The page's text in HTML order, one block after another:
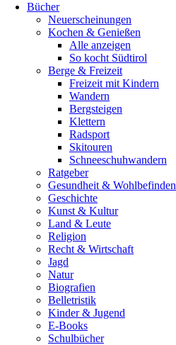
Bücher
Neuerscheinungen
Kochen & Genießen
Alle anzeigen
So kocht Südtirol
Berge & Freizeit
Freizeit mit Kindern
Wandern
Bergsteigen
Klettern
Radsport
Skitouren
Schneeschuhwandern
Ratgeber
Gesundheit & Wohlbefinden
Geschichte
Kunst & Kultur
Land & Leute
Religion
Recht & Wirtschaft
Jagd
Natur
Biografien
Belletristik
Kinder & Jugend
E-Books
Schulbücher